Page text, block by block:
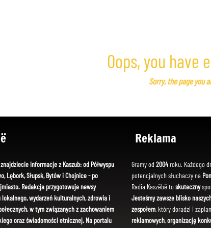
Oops, you have
Sorry, the page you
informacje z Kaszub: od Półwyspu
Lębork, Słupsk, Bytów i Chojnice - po
Redakcja przygotowuje newsy
wydarzeń kulturalnych, zdrowia i
w tym związanych z zachowaniem
oraz świadomości etnicznej. Na portalu
Reklama
Gramy od 2004roku. Każdego
potencjalnych słuchaczy na
Radia Kaszëbë toskuteczny
Jesteśmy zawsze blisko
zespołem, który doradzi i
reklamowych,organizację